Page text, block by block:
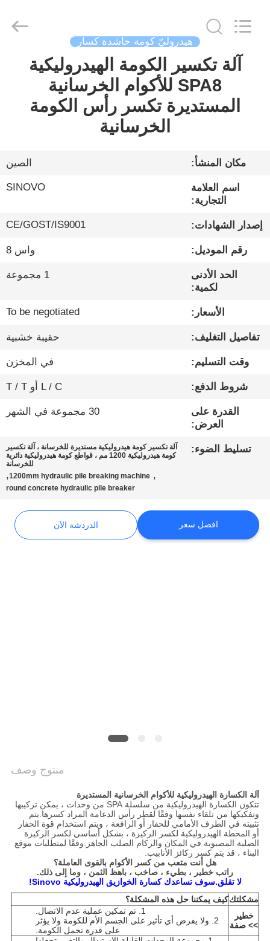
الصفحة
الرئيسية
عرض
الواقع
الافتراضي
معلومات
المعمل
مراقبة
الجودة
اتصل
الآن
Sinovo
Heavy
هيدروليّ كومة حاشدة كسار
آلة تكسير الكومة الهيدروليكية
SPA8 للأكوام الخرسانية
المستديرة تكسر رأس الكومة
الخرسانية
مكان المنشأ: الصين
اسم العلامة
التجارية:
SINOVO
إصدار الشهادات: CE/GOST/IS9001
رقم الموديل: واس 8
الحد الأدنى
لكمية:
1 مجموعة
الأسعار: To be negotiated
تفاصيل التغليف: حقيبة خشبية
وقت التسليم: في المخزن
شروط الدفع: L / C أو T / T
القدرة على
العرض:
30 مجموعة في الشهر
تسليط الضوء:
آلة تكسير كومة هيدروليكية مستديرة للخرسانة ، آلة تكسير
كومة هيدروليكية 1200 مم ، قواطع كومة هيدروليكية دائرية
للخرسانة
,
1200mm hydraulic pile breaking machine
,
round concrete hydraulic pile breaker
افضل سعر الدردشة الآن
منتوج وصف
آلة الكسارة الهيدروليكية للأكوام الخرسانية المستديرة
تتكون الكسارة الهيدروليكية من سلسلة SPA من وحدات ، يمكن تركيبها
وتفكيكها من تلقاء نفسها وفقًا لقطر رأس الدعامة المراد كسرها.يتم
تثبيته في الطرف الأمامي للحفار أو الرافعة ، ويتم استخدام قوة الحفار
أو المحطة الهيدروليكية لكسر الركيزة ، بشكل أساسي لكسر الركيزة
الصلبة المصبوبة في المكان والركام الصلب الجاهز.وفقًا لمتطلبات موقع
البناء ، قد يتم كسر ركائز الأنابيب.
هل أنت متعب من كسر الأكوام بالقوى العاملة؟
راتب خطير ، بطيء ، صاخب ، باهظ الثمن ، وما إلى ذلك.
لا تقلق.سوف تساعدك كسارة الخوازيق الهيدروليكية Sinovo!
مشكلتككيف يمكننا حل هذه المشكلة؟
خطير
>> صفة
1. تم تمكين عملية عدم الاتصال.
2. ولا يفرض أي تأثير على الجسم الأم للكومة ولا يؤثر
على قدرة تحمل الكومة.